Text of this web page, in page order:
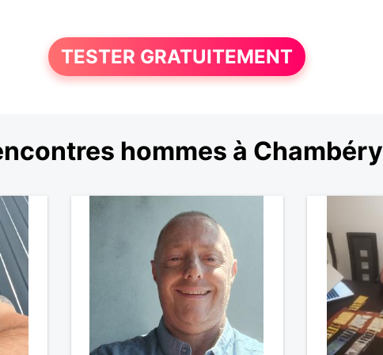
TESTER GRATUITEMENT
hommes à Chambéry